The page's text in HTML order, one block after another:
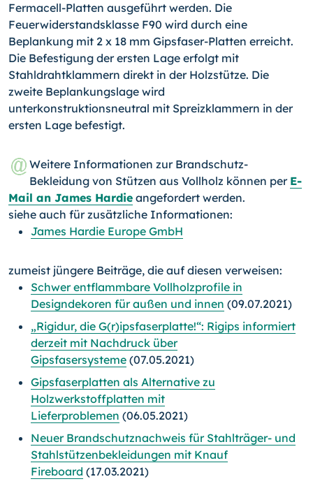
Fermacell-Platten ausgeführt werden. Die
Feuerwiderstandsklasse F90 wird durch eine
Beplankung mit 2 x 18 mm Gipsfaser-Platten erreicht.
Die Befestigung der ersten Lage erfolgt mit
Stahldrahtklammern direkt in der Holzstütze. Die
zweite Beplankungslage wird
unterkonstruktionsneutral mit Spreizklammern in der
ersten Lage befestigt.
Weitere Informationen zur Brandschutz-
Bekleidung von Stützen aus Vollholz können per E-
Mail an James Hardie angefordert werden.
siehe auch für zusätzliche Informationen:
James Hardie Europe GmbH
zumeist jüngere Beiträge, die auf diesen verweisen:
Schwer entflammbare Vollholzprofile in
Designdekoren für außen und innen (09.07.2021)
„Rigidur, die G(r)ipsfaserplatte!“: Rigips informiert
derzeit mit Nachdruck über
Gipsfasersysteme (07.05.2021)
Gipsfaserplatten als Alternative zu
Holzwerkstoffplatten mit
Lieferproblemen (06.05.2021)
Neuer Brandschutznachweis für Stahlträger- und
Stahlstützenbekleidungen mit Knauf
Fireboard (17.03.2021)